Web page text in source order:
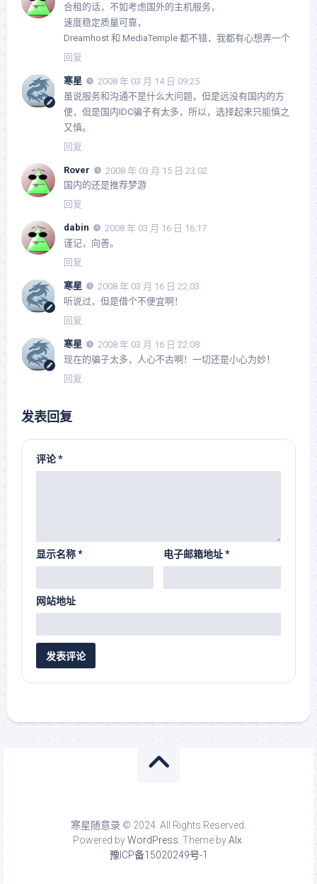
合租的话，不如考虑国外的主机服务，
速度稳定质量可靠，
Dreamhost 和 MediaTemple 都不错，我都有心想弄一个
回复
寒星
2008 年 03 月 14 日 09:25
虽说服务和沟通不是什么大问题，但是远没有国内的方
便，但是国内IDC骗子有太多，所以，选择起来只能慎之
又慎。
回复
Rover
2008 年 03 月 15 日 23:02
国内的还是推荐梦游
回复
dabin
2008 年 03 月 16 日 16:17
谨记，向善。
回复
寒星
2008 年 03 月 16 日 22:03
听说过，但是借个不便宜啊！
回复
寒星
2008 年 03 月 16 日 22:08
现在的骗子太多，人心不古啊！一切还是小心为妙！
回复
发表回复
评论*
显示名称* 电子邮箱地址*
网站地址
寒星随意录 © 2024. All Rights Reserved.
Powered byWordPress . Theme byAlx
豫ICP备15020249号-1